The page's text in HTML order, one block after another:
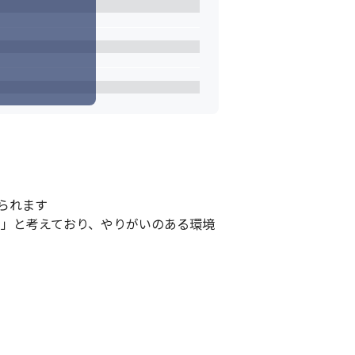
れます
と考えており、やりがいのある環境